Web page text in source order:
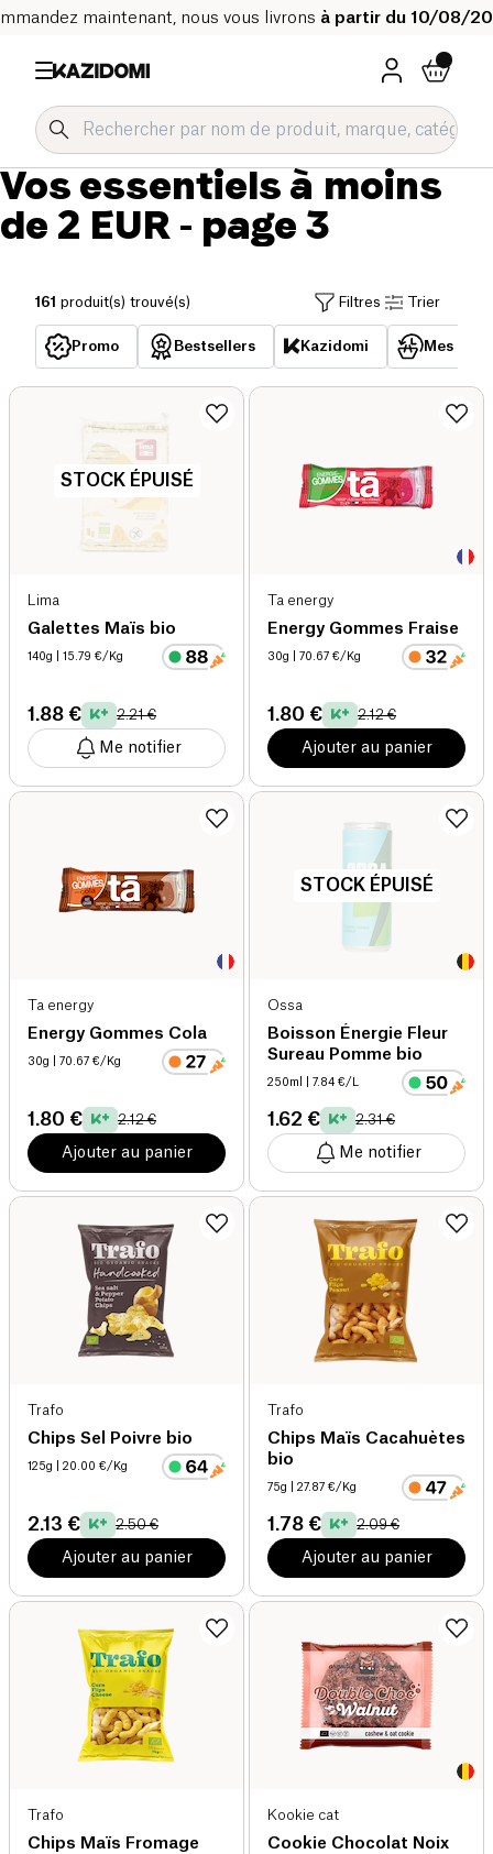
maintenant, nous vous livrons à partir du 10/08/
Vos essentiels à moins
de 2 EUR - page 3
161 produit(s) trouvé(s) Filtres Trier
Promo Bestsellers Kazidomi Mes
STOCK ÉPUISÉ
Lima
Galettes Maïs bio
140g | 15.79 €/Kg
1.88 € 2.21 €
Me notifier
Ta energy
Energy Gommes Fraise
30g | 70.67 €/Kg
1.80 € 2.12 €
Ajouter au panier
Ta energy
Energy Gommes Cola
30g | 70.67 €/Kg
1.80 € 2.12 €
Ajouter au panier
STOCK ÉPUISÉ
Ossa
Boisson Énergie Fleur
Sureau Pomme bio
250ml | 7.84 €/L
1.62 € 2.31 €
Me notifier
Trafo
Chips Sel Poivre bio
125g | 20.00 €/Kg
2.13 € 2.50 €
Ajouter au panier
Trafo
Chips Maïs Cacahuètes
bio
75g | 27.87 €/Kg
1.78 € 2.09 €
Ajouter au panier
Trafo
Chips Maïs Fromage
Kookie cat
Cookie Chocolat Noix